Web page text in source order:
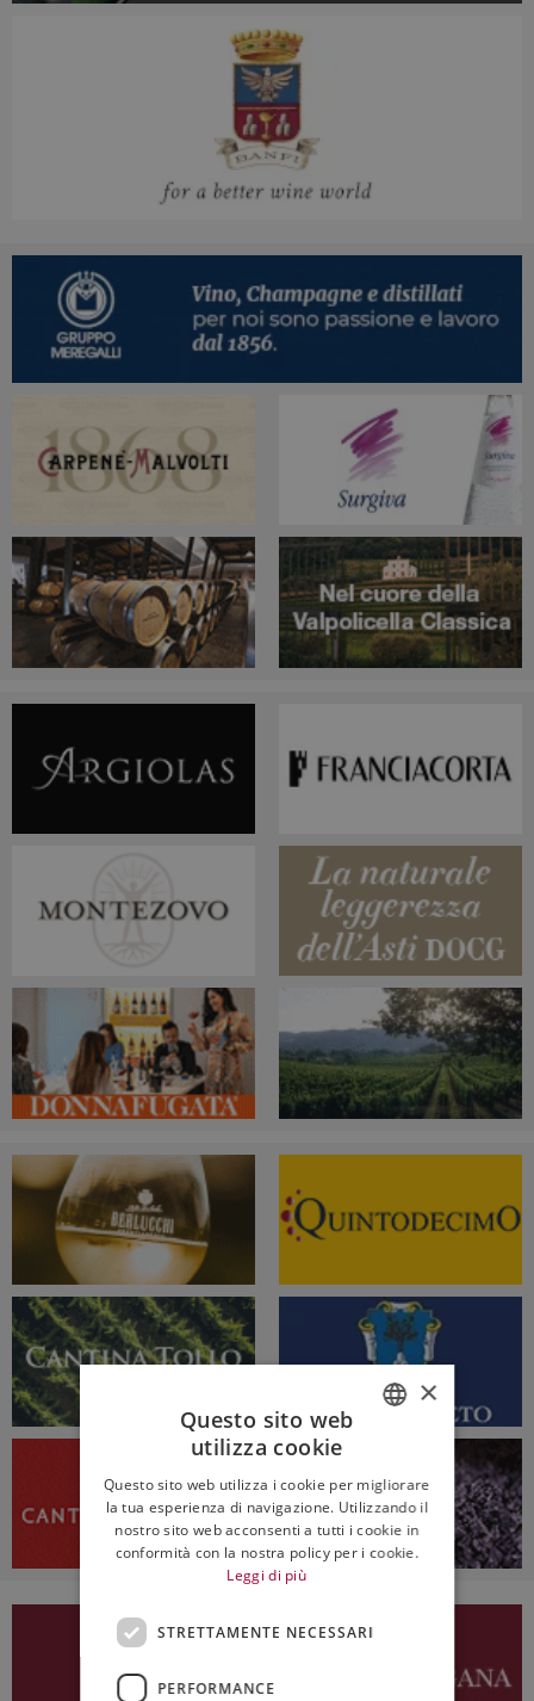
ENGLISH
×
Questo sito web
utilizza cookie
Questo sito web utilizza i cookie per migliorare
la tua esperienza di navigazione. Utilizzando il
nostro sito web acconsenti a tutti i cookie in
conformità con la nostra policy per i cookie.
Leggi di più
STRETTAMENTE NECESSARI
PERFORMANCE